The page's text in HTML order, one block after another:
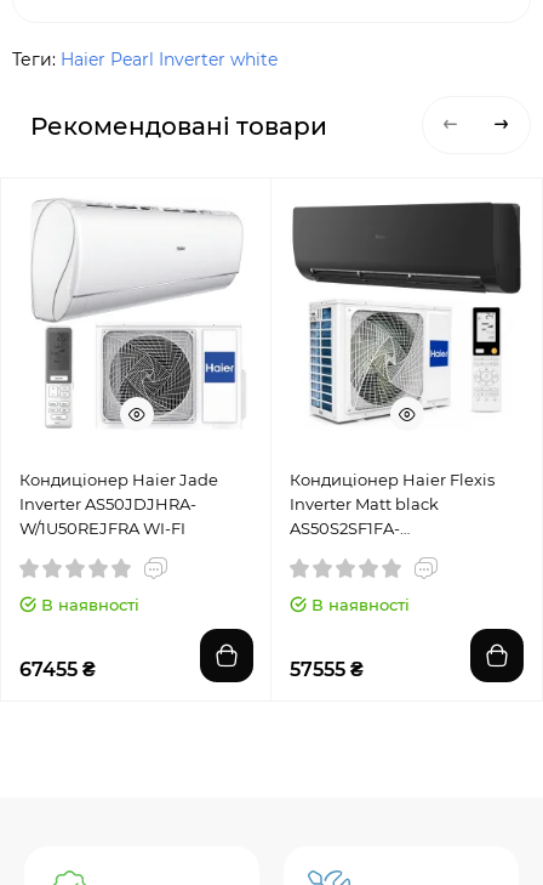
Теги: Haier Pearl Inverter white
Рекомендовані товари
Кондиціонер Haier Jade
Inverter AS50JDJHRA-
W/1U50REJFRA WI-FI
В наявності
67455 ₴
Кондиціонер Haier Flexis
Inverter Matt black
AS50S2SF1FA-
В наявності
57555 ₴